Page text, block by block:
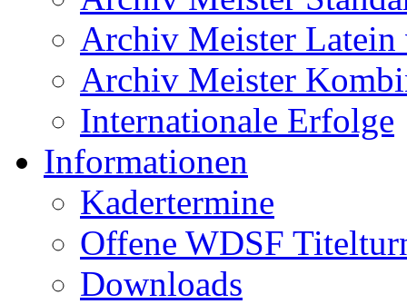
Archiv Meister Latein
Archiv Meister
Internationale Erfolge
Informationen
Kadertermine
Offene WDSF
Downloads